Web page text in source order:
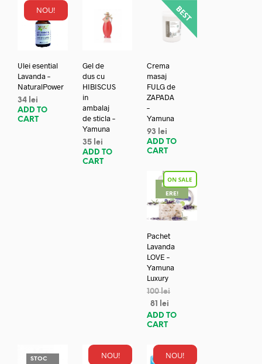
NOU!
Ulei esential
Lavanda –
NaturalPower
34 lei
ADD TO
CART
Gel de
dus cu
HIBISCUS
in
ambalaj
de sticla –
Yamuna
35 lei
ADD TO
CART
Crema
masaj
FULG de
ZAPADA
–
Yamuna
93
lei
ADD TO
CART
REDUC
ERE!
Pachet
Lavanda
LOVE –
Yamuna
Luxury
100lei
81
lei
ADD TO
CART
STOC
NOU! NOU!